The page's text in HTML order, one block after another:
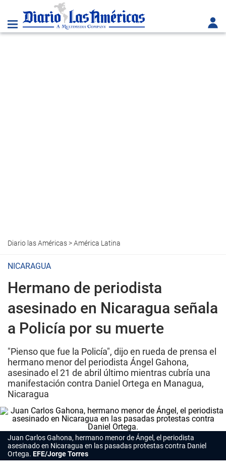
Diario las Américas>América Latina
NICARAGUA
Hermano de periodista
asesinado en Nicaragua señala
a Policía por su muerte
"Pienso que fue la Policía", dijo en rueda de prensa el
hermano menor del periodista Ángel Gahona,
asesinado el 21 de abril último mientras cubría una
manifestación contra Daniel Ortega en Managua,
Nicaragua
Juan Carlos Gahona, hermano menor de Ángel, el periodista
asesinado en Nicaragua en las pasadas protestas contra Daniel
Ortega. EFE/Jorge Torres